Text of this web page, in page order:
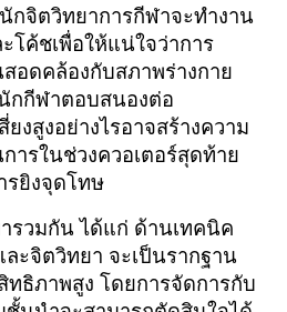
กจิตวิทยาการกีฬาจะทำงาน
โค้ชเพื่อให้แน่ใจว่าการ
อดคล้องกับสภาพร่างกาย
กกีฬาตอบสนองต่อ
งสูงอย่างไรอาจสร้างความ
ารในช่วงควอเตอร์สุดท้าย
รยิงจุดโทษ
รวมกัน ได้แก่ ด้านเทคนิค
ะจิตวิทยา จะเป็นรากฐาน
ทธิภาพสูง โดยการจัดการกับ